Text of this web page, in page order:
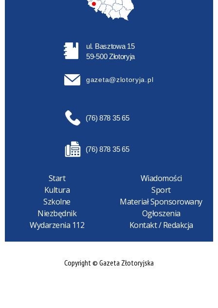
ul. Basztowa 15
59-500 Złotoryja
gazeta@zlotoryja.pl
(76) 878 35 65
(76) 878 35 65
Start
Wiadomości
Kultura
Sport
Szkolne
Materiał Sponsorowany
Niezbędnik
Ogłoszenia
Wydarzenia 112
Kontakt / Redakcja
Copyright © Gazeta Złotoryjska